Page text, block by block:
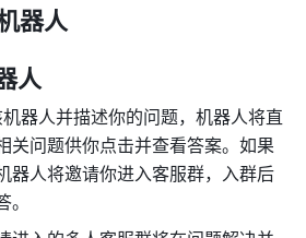
器人
人
器人并描述你的问题，机器人将直
关问题供你点击并查看答案。如果
器人将邀请你进入客服群，入群后
。